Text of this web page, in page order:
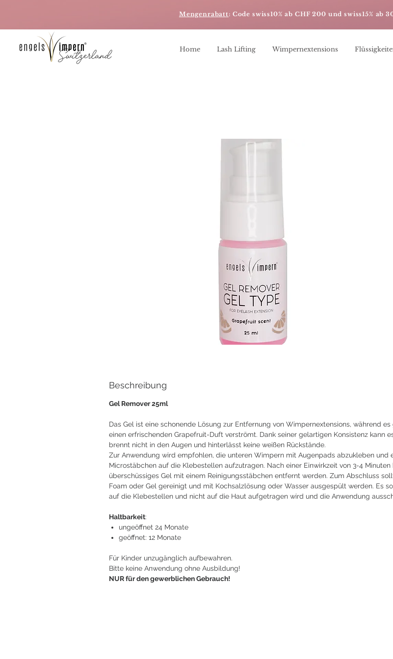
Mengenrabatt: Code swiss10% ab CHF 200 und swiss15% ab
Home Lash Lifting Wimpernextensions
Beschreibung
Gel Remover 25ml
Das Gel ist eine schonende Lösung zur Entfernung von Wimpernextensions, während
einen erfrischenden Grapefruit-Duft verströmt. Dank seiner gelartigen Konsistenz kann
brennt nicht in den Augen und hinterlässt keine weißen Rückstände.
Zur Anwendung wird empfohlen, die unteren Wimpern mit Augenpads abzukleben und
Microstäbchen auf die Klebestellen aufzutragen. Nach einer Einwirkzeit von 3-4
überschüssiges Gel mit einem Reinigungsstäbchen entfernt werden. Zum Abschluss
Foam oder Gel gereinigt und mit Kochsalzlösung oder Wasser ausgespült werden. Es
auf die Klebestellen und nicht auf die Haut aufgetragen wird und die Anwendung
Haltbarkeit:
ungeöffnet 24 Monate
geöffnet: 12 Monate
Für Kinder unzugänglich aufbewahren.
Bitte keine Anwendung ohne Ausbildung!
NUR für den gewerblichen Gebrauch!